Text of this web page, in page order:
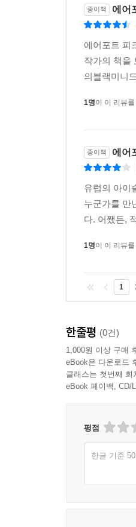
종이책 에어
에어포트 피
작가의 책을
의블랙미니
1명이 이 리뷰
종이책 에어
유럽의 아이
누군가를 만
다. 어쨌든,
1명이 이 리뷰
1
한줄평 (0건)
1,000원 이상 구매
eBook은 다운로드
클래스는 첫번째
eBook 페이백, CD/
평점
한글 기준